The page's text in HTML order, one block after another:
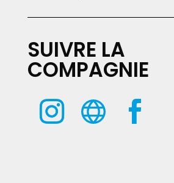
SUIVRE LA
COMPAGNIE